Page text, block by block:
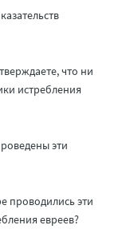
что ни
истребления
эти
проводились эти
евреев?